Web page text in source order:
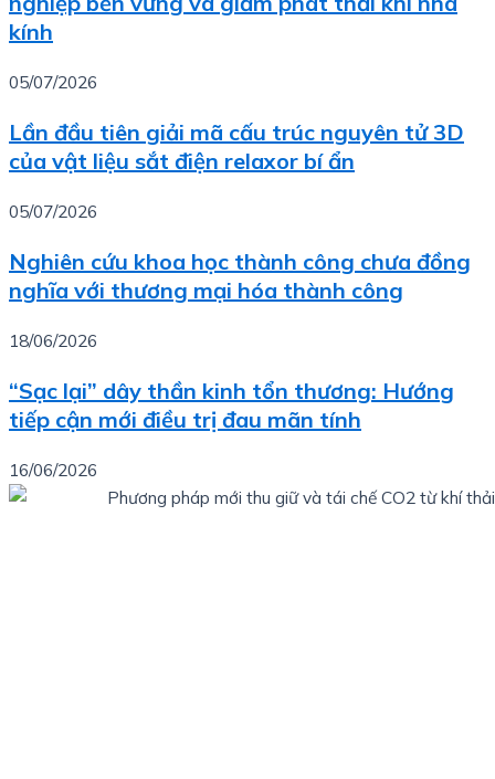
kính
05/07/2026
Lần đầu tiên giải mã cấu trúc nguyên tử 3D
của vật liệu sắt điện relaxor bí ẩn
05/07/2026
Nghiên cứu khoa học thành công chưa đồng
nghĩa với thương mại hóa thành công
18/06/2026
“Sạc lại” dây thần kinh tổn thương: Hướng
tiếp cận mới điều trị đau mãn tính
16/06/2026